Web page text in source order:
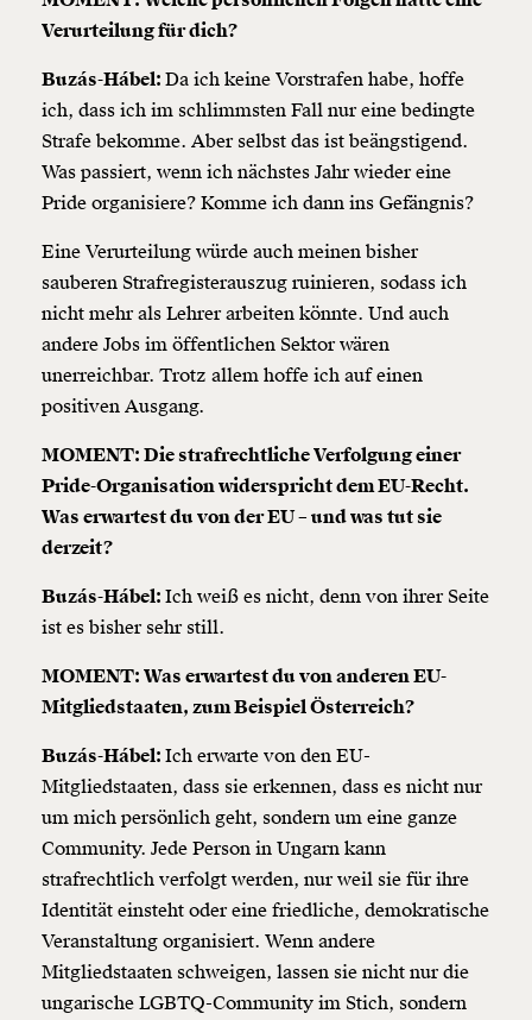
Verurteilung für dich?
Buzás-Hábel: Da ich keine Vorstrafen habe, hoffe
ich, dass ich im schlimmsten Fall nur eine bedingte
Strafe bekomme. Aber selbst das ist beängstigend.
Was passiert, wenn ich nächstes Jahr wieder eine
Pride organisiere? Komme ich dann ins Gefängnis?
Eine Verurteilung würde auch meinen bisher
sauberen Strafregisterauszug ruinieren, sodass ich
nicht mehr als Lehrer arbeiten könnte. Und auch
andere Jobs im öffentlichen Sektor wären
unerreichbar. Trotz allem hoffe ich auf einen
positiven Ausgang.
MOMENT: Die strafrechtliche Verfolgung einer
Pride-Organisation widerspricht dem EU-Recht.
Was erwartest du von der EU – und was tut sie
derzeit?
Buzás-Hábel: Ich weiß es nicht, denn von ihrer Seite
ist es bisher sehr still.
MOMENT: Was erwartest du von anderen EU-
Mitgliedstaaten, zum Beispiel Österreich?
Buzás-Hábel: Ich erwarte von den EU-
Mitgliedstaaten, dass sie erkennen, dass es nicht nur
um mich persönlich geht, sondern um eine ganze
Community. Jede Person in Ungarn kann
strafrechtlich verfolgt werden, nur weil sie für ihre
Identität einsteht oder eine friedliche, demokratische
Veranstaltung organisiert. Wenn andere
Mitgliedstaaten schweigen, lassen sie nicht nur die
ungarische LGBTQ-Community im Stich, sondern